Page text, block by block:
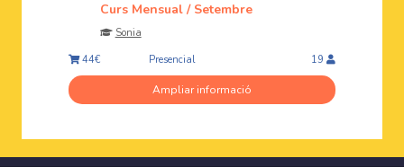
Curs Mensual / Setembre
Sonia
44€
Presencial 19
Ampliar informació